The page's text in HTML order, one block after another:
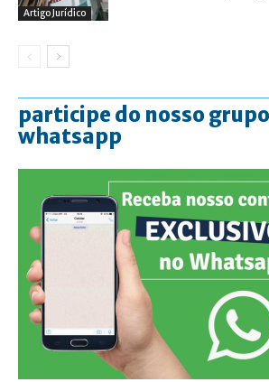
Artigo Jurídico
participe do nosso
whatsapp